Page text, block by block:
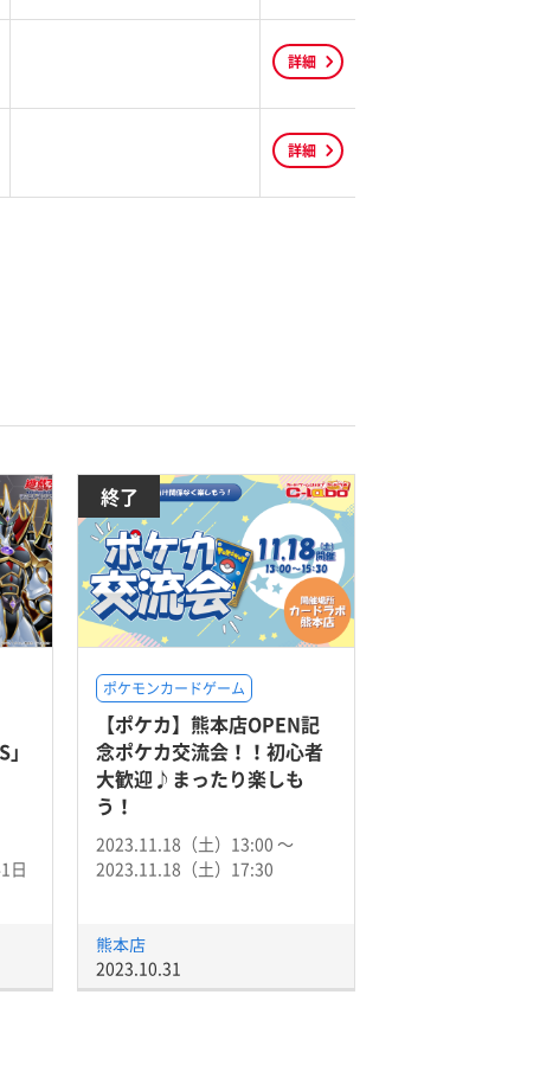
詳細
詳細
日
終了
ポケモンカードゲーム
【ポケカ】熊本店OPEN記
念ポケカ交流会！！初心者
大歓迎♪まったり楽しも
う！
2023.11.18（土）13:00 〜
2023.11.18（土）17:30
熊本店
2023.10.31